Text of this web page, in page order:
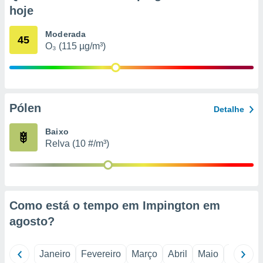
qual se
tal,
ou opor-
qualquer
o
num
hoje
45 Moderada
O₃ (115 µg/m³)
Pólen Detalhe
Baixo
Relva (10 #/m³)
Como está o tempo em Impington em
agosto?
Janeiro Fevereiro Março Abril Maio Junho